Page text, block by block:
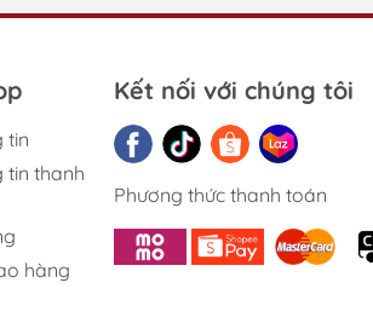
tin
tin thanh
hàng
Kết nối với chúng tôi
Phương thức thanh toán